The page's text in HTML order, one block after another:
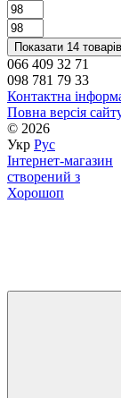
Показати 14 товарів
066 409 32 71
098 781 79 33
Контактна
Повна версія
© 2026
Укр Рус
Інтернет-магазин
створений з
Хорошоп